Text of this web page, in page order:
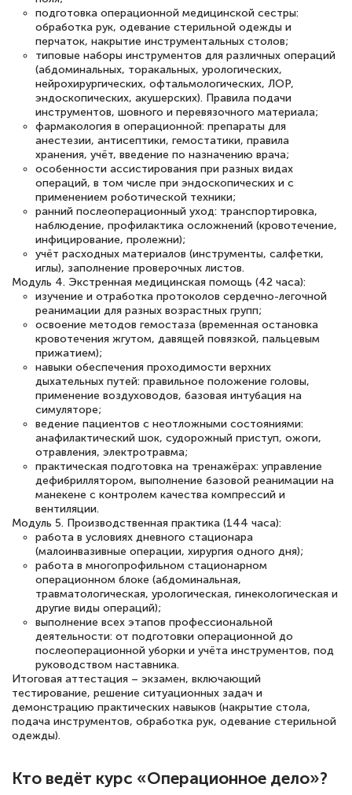
подготовка операционной медицинской сестры:
обработка рук, одевание стерильной одежды и
перчаток, накрытие инструментальных столов;
типовые наборы инструментов для различных операций
(абдоминальных, торакальных, урологических,
нейрохирургических, офтальмологических, ЛОР,
эндоскопических, акушерских). Правила подачи
инструментов, шовного и перевязочного материала;
фармакология в операционной: препараты для
анестезии, антисептики, гемостатики, правила
хранения, учёт, введение по назначению врача;
особенности ассистирования при разных видах
операций, в том числе при эндоскопических и с
применением роботической техники;
ранний послеоперационный уход: транспортировка,
наблюдение, профилактика осложнений (кровотечение,
инфицирование, пролежни);
учёт расходных материалов (инструменты, салфетки,
иглы), заполнение проверочных листов.
Модуль 4. Экстренная медицинская помощь (42 часа):
изучение и отработка протоколов сердечно-легочной
реанимации для разных возрастных групп;
освоение методов гемостаза (временная остановка
кровотечения жгутом, давящей повязкой, пальцевым
прижатием);
навыки обеспечения проходимости верхних
дыхательных путей: правильное положение головы,
применение воздуховодов, базовая интубация на
симуляторе;
ведение пациентов с неотложными состояниями:
анафилактический шок, судорожный приступ, ожоги,
отравления, электротравма;
практическая подготовка на тренажёрах: управление
дефибриллятором, выполнение базовой реанимации на
манекене с контролем качества компрессий и
вентиляции.
Модуль 5. Производственная практика (144 часа):
работа в условиях дневного стационара
(малоинвазивные операции, хирургия одного дня);
работа в многопрофильном стационарном
операционном блоке (абдоминальная,
травматологическая, урологическая, гинекологическая и
другие виды операций);
выполнение всех этапов профессиональной
деятельности: от подготовки операционной до
послеоперационной уборки и учёта инструментов, под
руководством наставника.
Итоговая аттестация – экзамен, включающий
тестирование, решение ситуационных задач и
демонстрацию практических навыков (накрытие стола,
подача инструментов, обработка рук, одевание стерильной
одежды).
Кто ведёт курс «Операционное дело»?